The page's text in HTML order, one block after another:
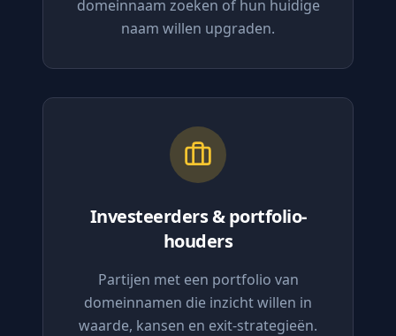
domeinnaam zoeken of hun huidige
naam willen upgraden.
Investeerders & portfolio-
houders
Partijen met een portfolio van
domeinnamen die inzicht willen in
waarde, kansen en exit-strategieën.